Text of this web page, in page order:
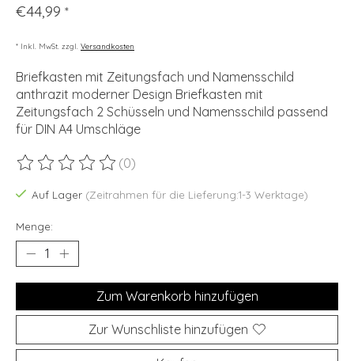
€44,99 *
* Inkl. MwSt. zzgl. Versandkosten
Briefkasten mit Zeitungsfach und Namensschild
anthrazit moderner Design Briefkasten mit
Zeitungsfach 2 Schüsseln und Namensschild passend
für DIN A4 Umschläge
Die Bewertung dieses Produkts ist
(0)
Auf Lager (Zeitrahmen für die Lieferung:1-3 Werktage)
Menge:
Zum Warenkorb hinzufügen
Zur Wunschliste hinzufügen